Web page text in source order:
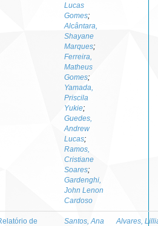
Lucas
Gomes;
Alcântara,
Shayane
Marques;
Ferreira,
Matheus
Gomes;
Yamada,
Priscila
Yukie;
Guedes,
Andrew
Lucas;
Ramos,
Cristiane
Soares;
Gardenghi,
John Lenon
Cardoso
de
Santos, Ana
Alvares,